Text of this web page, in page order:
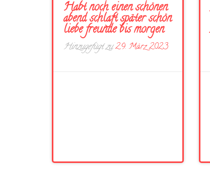
Habt noch einen schönen
abend schlaft später schön
liebe freunde bis morgen
Hinzugefügt zu29. März 2023